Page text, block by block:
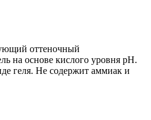
оттеночный
на основе кислого уровня pH.
геля. Не содержит аммиак и